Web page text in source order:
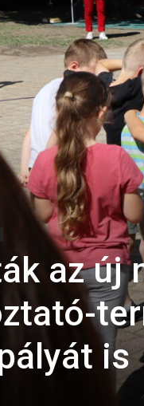
az új
is